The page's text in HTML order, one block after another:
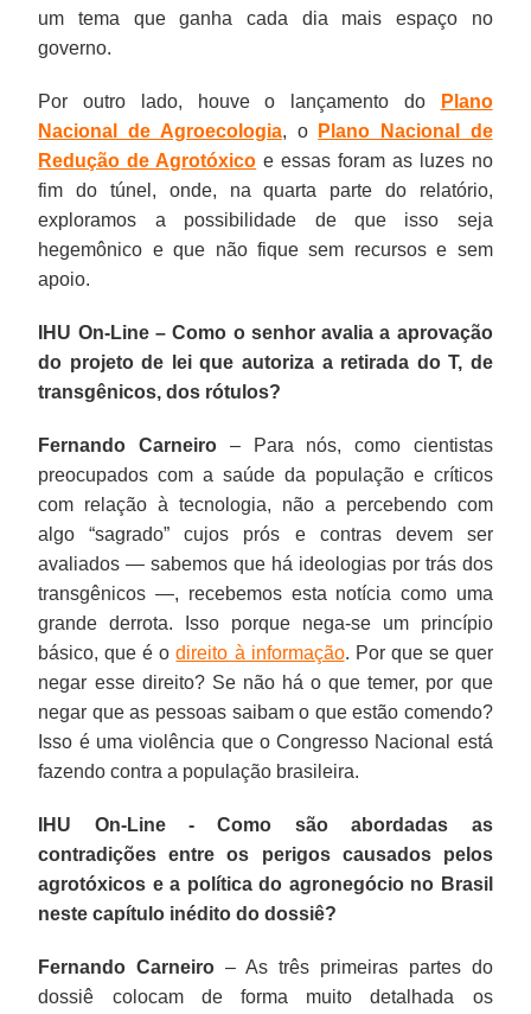
um tema que ganha cada dia mais espaço no
governo.
Por outro lado, houve o lançamento do
Plano
Nacional de Agroecologia, o
Plano Nacional de
Redução de Agrotóxico e essas foram as luzes no
fim do túnel, onde, na quarta parte do relatório,
exploramos a possibilidade de que isso seja
hegemônico e que não fique sem recursos e sem
apoio.
IHU On-Line – Como o senhor avalia a aprovação
do projeto de lei que autoriza a retirada do T, de
transgênicos, dos rótulos?
Fernando Carneiro – Para nós, como cientistas
preocupados com a saúde da população e críticos
com relação à tecnologia, não a percebendo com
algo “sagrado” cujos prós e contras devem ser
avaliados — sabemos que há ideologias por trás dos
transgênicos —, recebemos esta notícia como uma
grande derrota. Isso porque nega-se um princípio
básico, que é odireito à informação. Por que se quer
negar esse direito? Se não há o que temer, por que
negar que as pessoas saibam o que estão comendo?
Isso é uma violência que o Congresso Nacional está
fazendo contra a população brasileira.
IHU On-Line - Como são abordadas as
contradições entre os perigos causados pelos
agrotóxicos e a política do agronegócio no Brasil
neste capítulo inédito do dossiê?
Fernando Carneiro – As três primeiras partes do
dossiê colocam de forma muito detalhada os